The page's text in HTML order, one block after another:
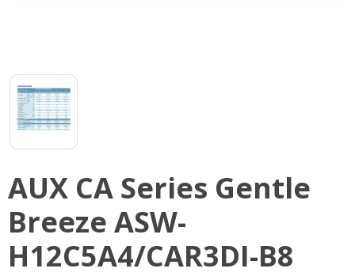
AUX CА Series Gentle
Breeze ASW-
H12C5A4/CAR3DI-B8